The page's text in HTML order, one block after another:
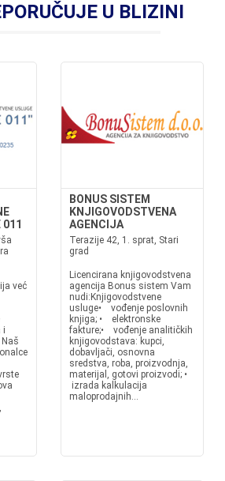
U BLIZINI
011
već
i
BONUS SISTEM
KNJIGOVODSTVENA
AGENCIJA
Terazije 42, 1. sprat, Stari
grad
Licencirana knjigovodstvena
agencija Bonus sistem Vam
nudi:Knjigovodstvene
usluge• vođenje poslovnih
knjiga; • elektronske
fakture;• vođenje analitičkih
knjigovodstava: kupci,
dobavljači, osnovna
sredstva, roba, proizvodnja,
materijal, gotovi proizvodi; •
izrada kalkulacija
maloprodajnih...